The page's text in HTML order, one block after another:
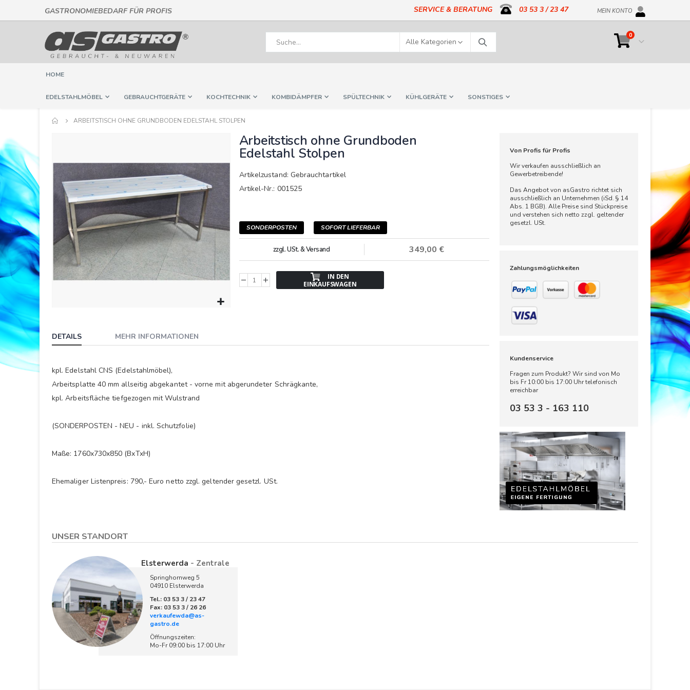
GASTRONOMIEBEDARF FÜR PROFIS
zum
Inhalt
SERVICE & BERATUNG 03 53 3 / 23 47 MEIN KONTO
Cart
0Artikel
Suche
HOME
EDELSTAHLMÖBEL GEBRAUCHTGERÄTE KOCHTECHNIK KOMBIDÄMPFER SPÜLTECHNIK KÜHLGERÄTE SONSTIGES
ARBEITSTISCH OHNE GRUNDBODEN EDELSTAHL STOLPEN
Ende
der
Bildergalerie
Anfang
Arbeitstisch ohne Grundboden
Edelstahl Stolpen
Artikelzustand: Gebrauchtartikel
Artikel-Nr.: 001525
SONDERPOSTEN SOFORT LIEFERBAR
349,00 €
zzgl. USt. & Versand
IN DEN
EINKAUFSWAGEN
DETAILS
kpl. Edelstahl CNS (Edelstahlmöbel),
Arbeitsplatte 40 mm allseitig abgekantet - vorne mit abgerundeter Schrägkante,
kpl. Arbeitsfläche tiefgezogen mit Wulstrand
(SONDERPOSTEN - NEU - inkl. Schutzfolie)
Maße: 1760x730x850 (BxTxH)
Ehemaliger Listenpreis: 790,- Euro netto zzgl. geltender gesetzl. USt.
MEHR INFORMATIONEN
Von Profis für Profis
Wir verkaufen ausschließlich an
Gewerbetreibende!
Das Angebot von asGastro richtet sich
ausschließlich an Unternehmen (iSd. § 14
Abs. 1 BGB). Alle Preise sind Stückpreise
und verstehen sich netto zzgl. geltender
gesetzl. USt.
Zahlungsmöglichkeiten
Kundenservice
Fragen zum Produkt? Wir sind von Mo
bis Fr 10:00 bis 17:00 Uhr telefonisch
erreichbar
03 53 3 - 163 110
UNSER STANDORT
Elsterwerda - Zentrale
Springhornweg 5
04910 Elsterwerda
Tel.: 03 53 3 / 23 47
Fax: 03 53 3 / 26 26
verkaufewda@as-
gastro.de
Öffnungszeiten:
Mo-Fr 09:00 bis 17:00 Uhr